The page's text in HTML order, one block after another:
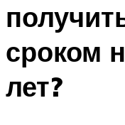
сроком
лет?